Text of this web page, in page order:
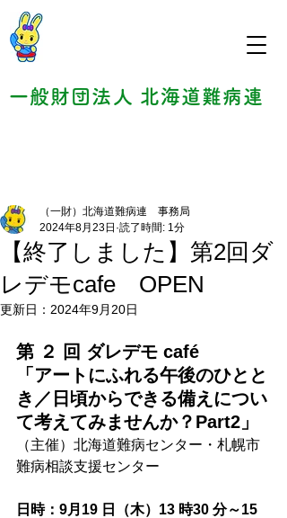
一般財団法人 北海道難病連
【終了しました】第2回ダ
レデモcafe OPEN
（一財）北海道難病連 事務局
2024年8月23日 読了時間: 1分
更新日： 2024年9月20日
第 ２ 回 ダレデモ café
「アートにふれる午後のひとと
き／日頃からできる備えについ
て考えてみませんか？Part2」
（主催）北海道難病センター・札幌市
難病相談支援センター
日時：9月19 日（木）13 時30 分～15